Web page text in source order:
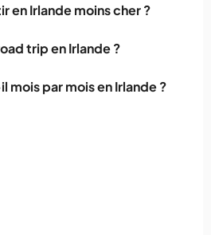
en Irlande moins cher ?
trip en Irlande ?
par mois en Irlande ?